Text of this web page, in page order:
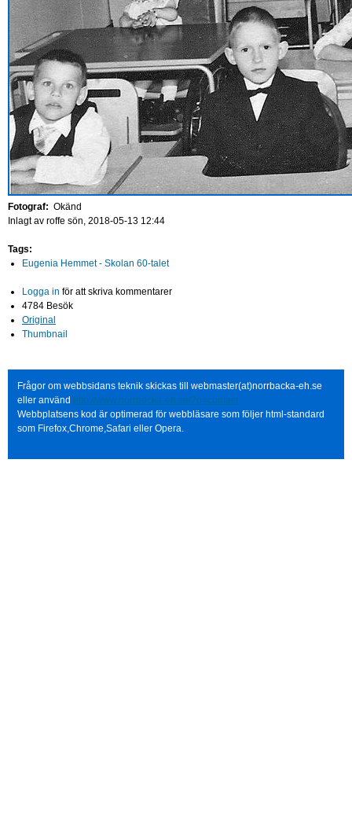
Fotograf: Okänd
Inlagt av roffe sön, 2018-05-13 12:44
Tags:
Eugenia Hemmet - Skolan 60-talet
Logga in för att skriva kommentarer
4784 Besök
Original
Thumbnail
Frågor om webbsidans teknik skickas till webmaster(at)norrbacka-eh.se
eller använd http://www.norrbacka-eh.se/?q=contact
Webbplatsens kod är optimerad för webbläsare som följer html-standard
som Firefox,Chrome,Safari eller Opera.